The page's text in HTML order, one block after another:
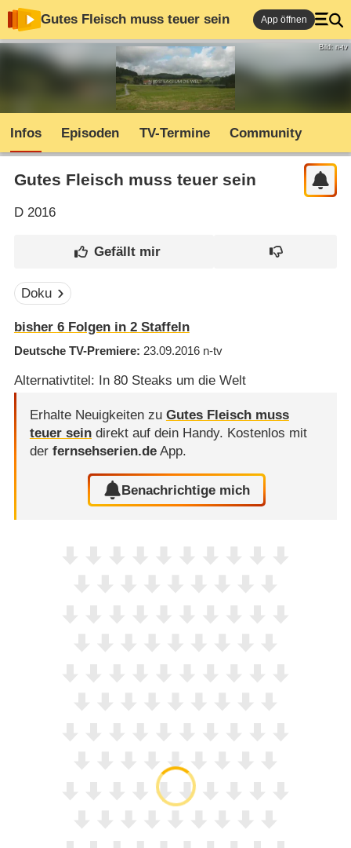
Gutes Fleisch muss teuer sein App öffnen
Bild: n-tv
Infos Episoden TV-Termine Community
Gutes Fleisch muss teuer sein
D2016
Doku
bisher 6Folgen in 2Staffeln
Deutsche TV-Premiere 23.09.2016 n-tv
Alternativtitel: In 80 Steaks um die Welt
Erhalte Neuigkeiten zu Gutes Fleisch muss
teuer seindirekt auf dein Handy. Kostenlos mit
der fernsehserien.deApp.
Benachrichtige mich